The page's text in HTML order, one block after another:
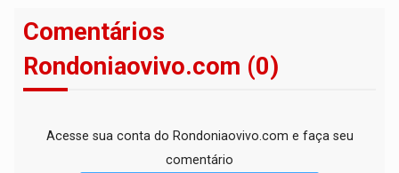
Comentários
Rondoniaovivo.com (0)
Acesse sua conta do Rondoniaovivo.com e faça seu
comentário